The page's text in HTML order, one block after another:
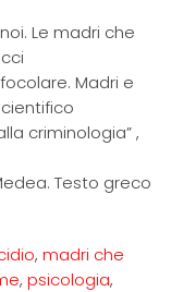
Le madri che
Madri e
criminologia” ,
Testo greco
, madri che
, psicologia,